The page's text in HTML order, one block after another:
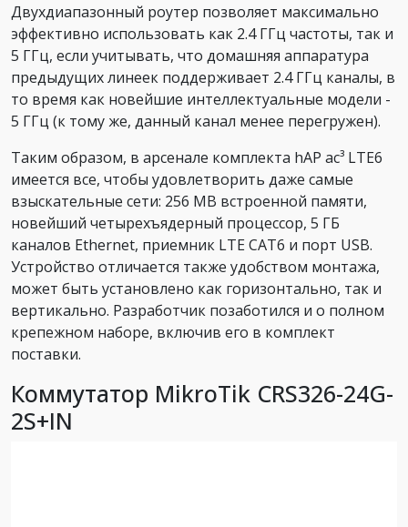
Двухдиапазонный роутер позволяет максимально
эффективно использовать как 2.4 ГГц частоты, так и
5 ГГц, если учитывать, что домашняя аппаратура
предыдущих линеек поддерживает 2.4 ГГц каналы, в
то время как новейшие интеллектуальные модели -
5 ГГц (к тому же, данный канал менее перегружен).
Таким образом, в арсенале комплекта hAP ac³ LTE6
имеется все, чтобы удовлетворить даже самые
взыскательные сети: 256 МВ встроенной памяти,
новейший четырехъядерный процессор, 5 ГБ
каналов Ethernet, приемник LTE CAT6 и порт USB.
Устройство отличается также удобством монтажа,
может быть установлено как горизонтально, так и
вертикально. Разработчик позаботился и о полном
крепежном наборе, включив его в комплект
поставки.
Коммутатор MikroTik CRS326-24G-
2S+IN